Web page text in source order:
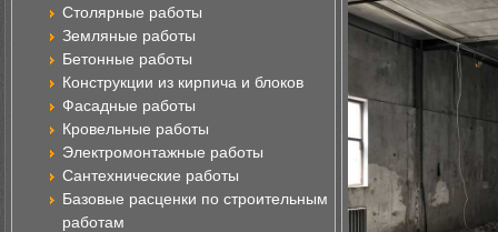
Столярные работы
Земляные работы
Бетонные работы
Конструкции из кирпича и блоков
Фасадные работы
Кровельные работы
Электромонтажные работы
Сантехнические работы
Базовые расценки по строительным
работам